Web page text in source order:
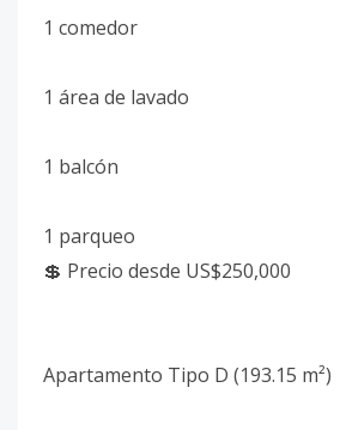
1 comedor
1 área de lavado
1 balcón
1 parqueo
💲 Precio desde US$250,000
Apartamento Tipo D (193.15 m²)